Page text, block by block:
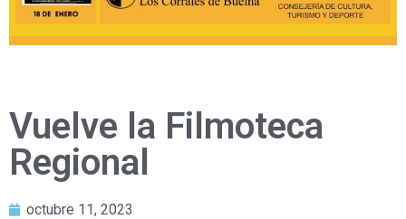
Vuelve la Filmoteca
Regional
octubre 11, 2023